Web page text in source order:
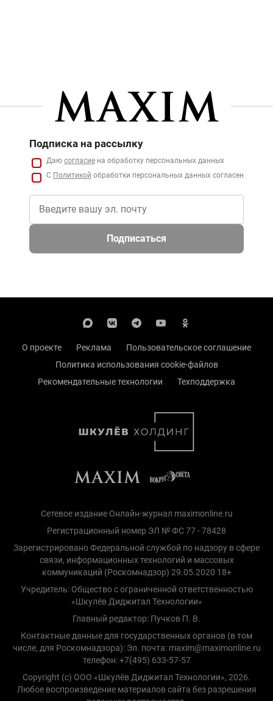
Подписка на рассылку
Даю согласие на обработку персональных данных
С Политикой обработки персональных данных согласен
Подписаться
О проекте Реклама
Пользовательское соглашение
Политика использования cookie-файлов
Рекомендательные технологии
Техподдержка
Сетевое издание Онлайн-журнал maximonline.ru
Регистрационный номер ЭЛ № ФС 77 - 78428
Зарегистрировано Федеральной службой по надзору в сфере
связи, информационных технологий и массовых
коммуникаций (Роскомнадзор) 29.05.2020 18+
Учредитель: Общество с ограниченной ответственностью
«Шкулёв Диджитал Технологии»
Главный редактор: Пучков П. В.
Контактные данные для государственных органов (в том
числе, для Роскомнадзора): Эл. почта: maxim@maximonline.ru
телефон: +7(495) 633-57-57
Copyright (с) ООО «Шкулёв Диджитал Технологии», 2026.
Любое воспроизведение материалов сайта без разрешения